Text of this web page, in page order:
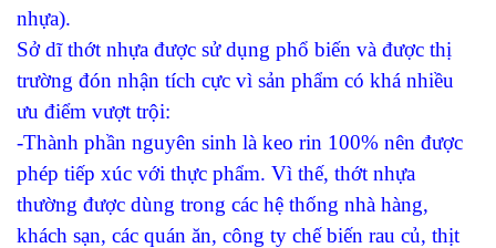
nhựa).
Sở dĩ thớt nhựa được sử dụng phổ biến và được thị
trường đón nhận tích cực vì sản phẩm có khá nhiều
ưu điểm vượt trội:
-Thành phần nguyên sinh là keo rin 100% nên được
phép tiếp xúc với thực phẩm. Vì thế, thớt nhựa
thường được dùng trong các hệ thống nhà hàng,
khách sạn, các quán ăn, công ty chế biến rau củ, thịt